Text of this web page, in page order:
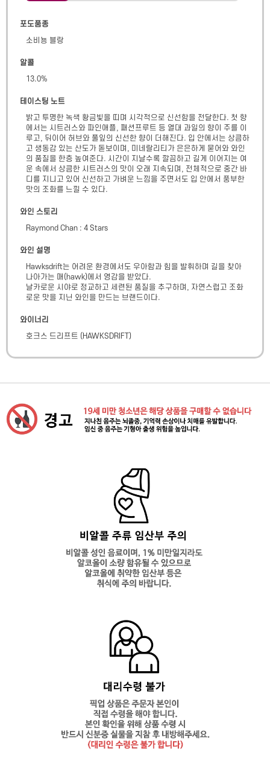
포도품종
소비뇽 블랑
알콜
13.0%
테이스팅 노트
밝고 투명한 녹색 황금빛을 띠며 시각적으로 신선함을 전달한다. 첫 향
에서는 시트러스와 파인애플, 패션프루트 등 열대 과일의 향이 주를 이
루고, 뒤이어 허브와 풀잎의 신선한 향이 더해진다. 입 안에서는 상큼하
고 생동감 있는 산도가 돋보이며, 미네랄리티가 은은하게 묻어와 와인
의 품질을 한층 높여준다. 시간이 지날수록 깔끔하고 길게 이어지는 여
운 속에서 상큼한 시트러스의 맛이 오래 지속되며, 전체적으로 중간 바
디를 지니고 있어 신선하고 가벼운 느낌을 주면서도 입 안에서 풍부한
맛의 조화를 느낄 수 있다.
와인 스토리
Raymond Chan : 4 Stars
와인 설명
Hawksdrift는 어려운 환경에서도 우아함과 힘을 발휘하며 길을 찾아
나아가는 매(hawk)에서 영감을 받았다.
날카로운 시야로 정교하고 세련된 품질을 추구하며, 자연스럽고 조화
로운 맛을 지닌 와인을 만드는 브랜드이다.
와이너리
호크스 드리프트 ( HAWKSDRIFT )